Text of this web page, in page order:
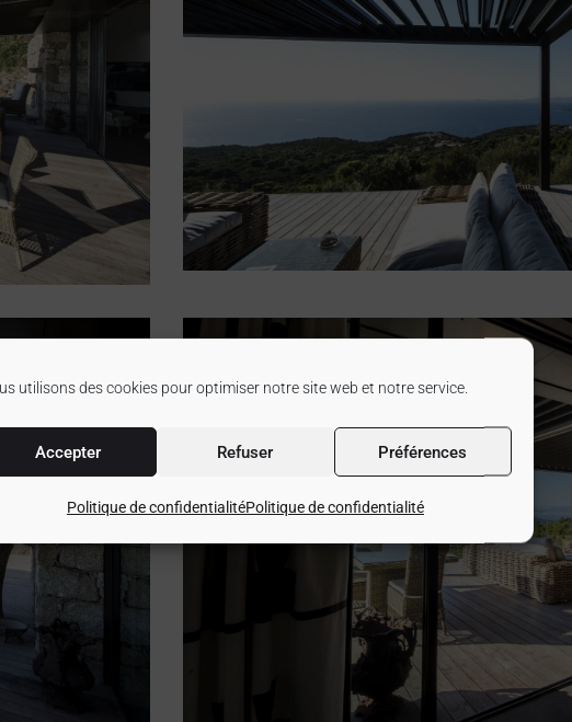
utilisons des cookies pour optimiser notre site web et notre service.
Accepter Refuser Préférences
Politique de confidentialitéPolitique de confidentialité